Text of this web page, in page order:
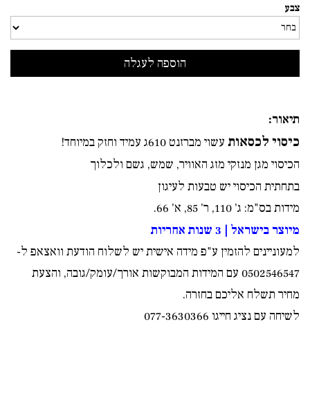
צבע
תיאור:
כיסוי לכסאות עשוי מברזנט 610ג עמיד וחזק במיוחד!
הכיסוי מגן מנזקי מזג האוויר, שמש, גשם ולכלוך
בתחתית הכיסוי יש טבעות לעיגון
מידות בס"מ: ג' 110, ר' 85, א' 66.
מיוצר בישראל | 3 שנות אחריות
למעוניינים להזמין ע"פ מידה אישית יש לשלוח הודעת וואצאפ ל-
0502546547 עם המידות המבוקשות אורך/עומק/גובה, והצעת
מחיר תשלח אליכם בחזרה.
לשיחה עם נציג חייגו 077-3630366